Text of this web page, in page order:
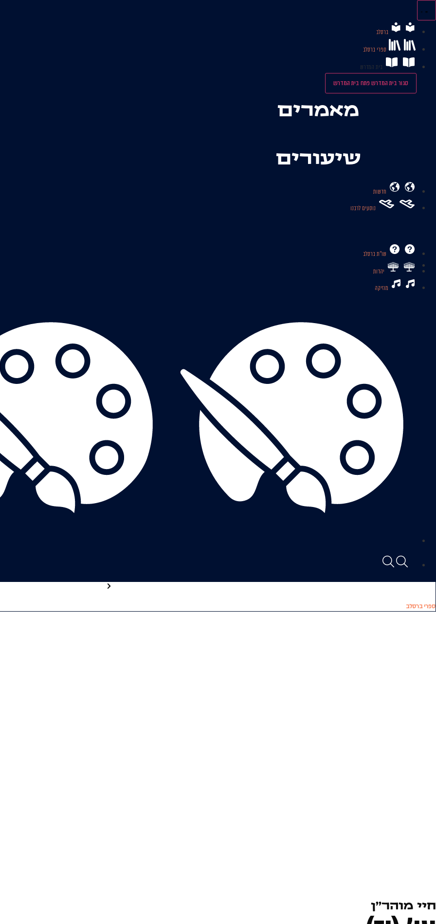
לתוכן
ברסלב
ספרי ברסלב
בית המדרש
סגור בית המדרשפתח בית המדרש
מאמרים
שיעורים
חדשות
נוסעים לרבנו
שו’’ת ברסלב
יהדות
מוזיקה
ספרי ברסלב
חיי מוהר''ן